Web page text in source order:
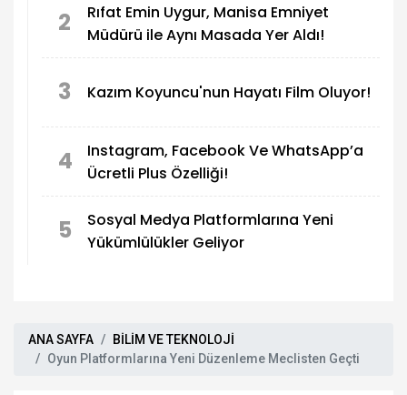
2
Rıfat Emin Uygur, Manisa Emniyet
Müdürü ile Aynı Masada Yer Aldı!
3 Kazım Koyuncu'nun Hayatı Film Oluyor!
4
Instagram, Facebook Ve WhatsApp’a
Ücretli Plus Özelliği!
5
Sosyal Medya Platformlarına Yeni
Yükümlülükler Geliyor
ANA SAYFA
BİLİM VE TEKNOLOJİ
Oyun Platformlarına Yeni Düzenleme Meclisten Geçti